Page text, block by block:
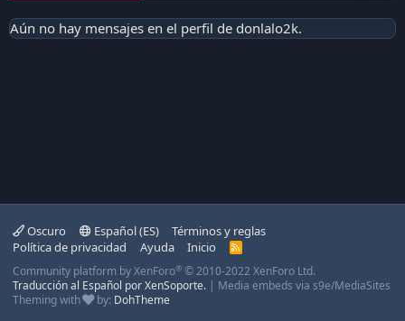
Aún no hay mensajes en el perfil de donlalo2k.
Oscuro Español (ES)
Términos y reglas
Política de privacidad
Ayuda Inicio
R
S
Community platform by XenForo® © 2010-2022 XenForo Ltd.
Traducción al Español por XenSoporte. | Media embeds via s9e/MediaSites
Theming with
by: DohTheme